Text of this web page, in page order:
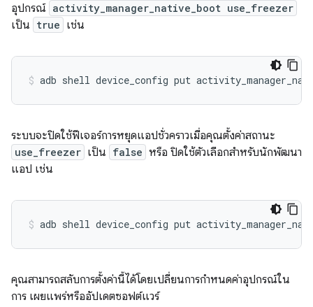
อุปกรณ์ activity_manager_native_boot use_freezer
เป็น true เช่น
adb shell device_config put
ระบบจะปิดใช้ฟีเจอร์การหยุดแอปชั่วคราวเมื่อคุณตั้งค่าสถานะ
use_freezer เป็น false หรือ ปิดใช้ตัวเลือกสำหรับนักพัฒนา
แอป เช่น
adb shell device_config put
คุณสามารถสลับการตั้งค่านี้ได้โดยเปลี่ยนการกำหนดค่าอุปกรณ์ใน
การ เผยแพร่หรืออัปเดตซอฟต์แวร์